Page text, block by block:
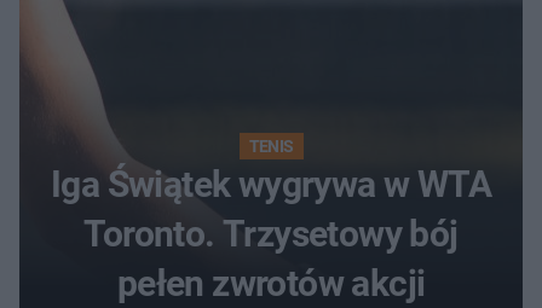
TENIS
Iga Świątek wygrywa w WTA
Toronto. Trzysetowy bój
pełen zwrotów akcji